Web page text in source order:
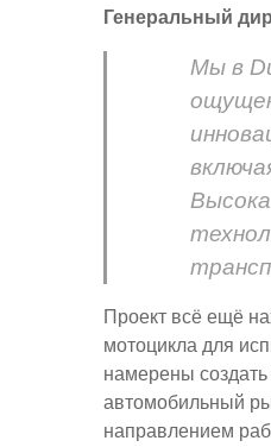
Генеральный
Мы в
Проект всё ещё
мотоцикла для
намерены создать
автомобильный
направлением